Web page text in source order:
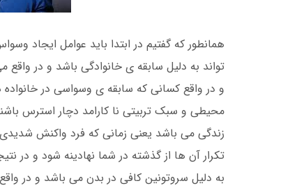
همانطور که گفتیم در ابتدا باید عوامل
تواند به دلیل سابقه ی خانوادگی باشد و در
و در واقع کسانی که سابقه ی وسواسی در خانواده
محیطی و سبک تربیتی نا کارامد دچار استرس
زندگی می باشد یعنی زمانی که فرد واکنش
تکرار آن ها از گذشته در شما نهادینه شود و در
به دلیل سروتونین کافی در بدن می باشد و در